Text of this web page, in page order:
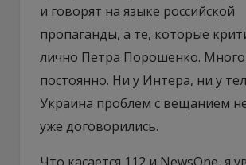
и говорят на языке российской
пропаганды, а те, которые
лично Петра Порошенко.
постоянно. Ни у Интера, ни у
Украина проблем с вещанием
уже договорились.
Что касается 112 и NewsOne, я